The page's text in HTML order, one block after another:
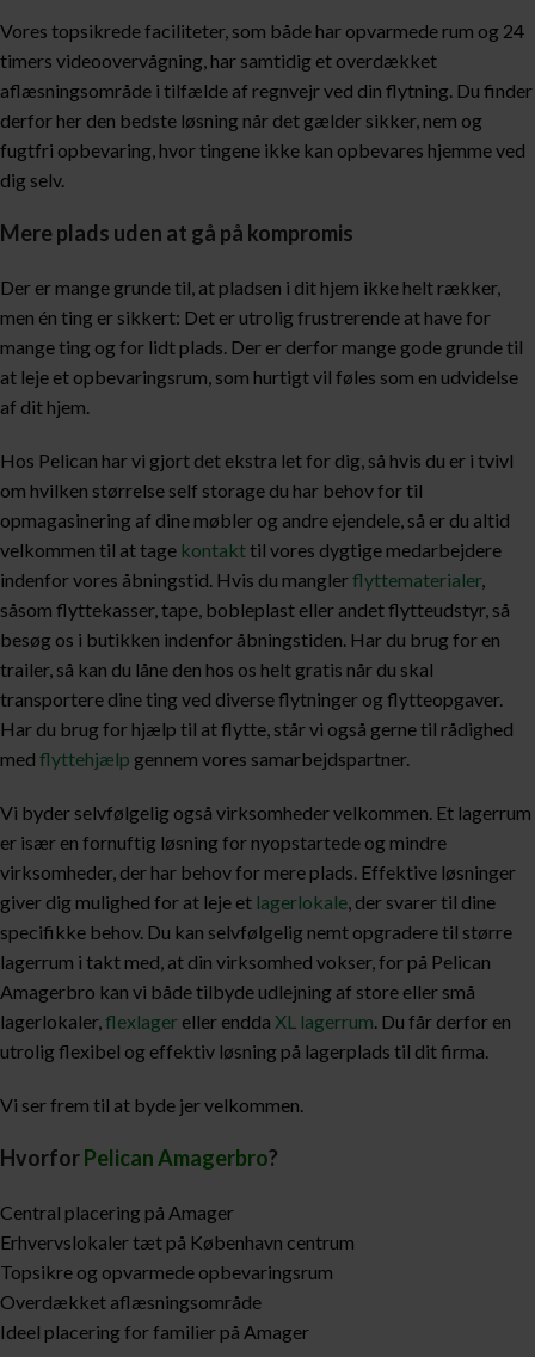
Vores topsikrede faciliteter, som både har opvarmede rum og 24
timers videoovervågning, har samtidig et overdækket
aflæsningsområde i tilfælde af regnvejr ved din flytning. Du finder
derfor her den bedste løsning når det gælder sikker, nem og
fugtfri opbevaring, hvor tingene ikke kan opbevares hjemme ved
dig selv.
Mere plads uden at gå på kompromis
Der er mange grunde til, at pladsen i dit hjem ikke helt rækker,
men én ting er sikkert: Det er utrolig frustrerende at have for
mange ting og for lidt plads. Der er derfor mange gode grunde til
at leje et opbevaringsrum, som hurtigt vil føles som en udvidelse
af dit hjem.
Hos Pelican har vi gjort det ekstra let for dig, så hvis du er i tvivl
om hvilken størrelse self storage du har behov for til
opmagasinering af dine møbler og andre ejendele, så er du altid
velkommen til at tage kontakttil vores dygtige medarbejdere
indenfor vores åbningstid. Hvis du manglerflyttematerialer,
såsom flyttekasser, tape, bobleplast eller andet flytteudstyr, så
besøg os i butikken indenfor åbningstiden. Har du brug for en
trailer, så kan du låne den hos os helt gratis når du skal
transportere dine ting ved diverse flytninger og flytteopgaver.
Har du brug for hjælp til at flytte, står vi også gerne til rådighed
med flyttehjælp gennem vores samarbejdspartner.
Vi byder selvfølgelig også virksomheder velkommen. Et lagerrum
er især en fornuftig løsning for nyopstartede og mindre
virksomheder, der har behov for mere plads. Effektive løsninger
giver dig mulighed for at leje et lagerlokale , der svarer til dine
specifikke behov. Du kan selvfølgelig nemt opgradere til større
lagerrum i takt med, at din virksomhed vokser, for på Pelican
Amagerbro kan vi både tilbyde udlejning af store eller små
lagerlokaler, flexlager eller endda XL lagerrum . Du får derfor en
utrolig flexibel og effektiv løsning på lagerplads til dit firma.
Vi ser frem til at byde jer velkommen.
HvorforPelican Amagerbro?
Central placering på Amager
Erhvervslokaler tæt på København centrum
Topsikre og opvarmede opbevaringsrum
Overdækket aflæsningsområde
Ideel placering for familier på Amager